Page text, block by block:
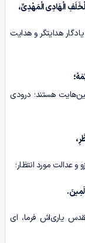
الْهَادِی الْمَهْدِیِّ،
هدایتگر و هدایت
هستند؛ درودی
و عدالت مورد انتظار؛
یاری‌اش فرما، ای